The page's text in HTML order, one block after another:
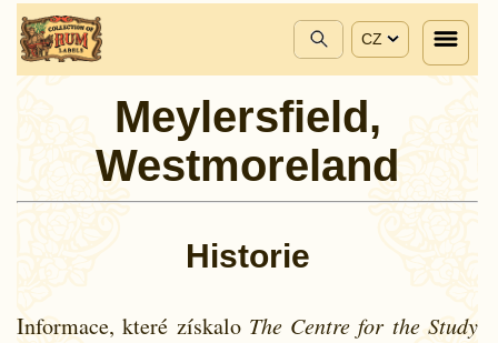
CZ
Meylersfield,
Westmoreland
Historie
Informace, které získalo The Centre for the Study